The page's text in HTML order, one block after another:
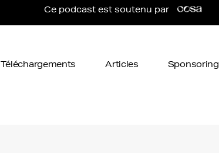
Ce podcast est soutenu par
Téléchargements Articles Sponsoring